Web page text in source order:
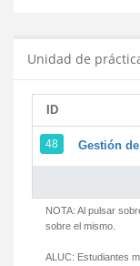
Unidad de
ID
48 Gestión
NOTA: Al pulsar
sobre el mismo.
ALUC: Estudiantes